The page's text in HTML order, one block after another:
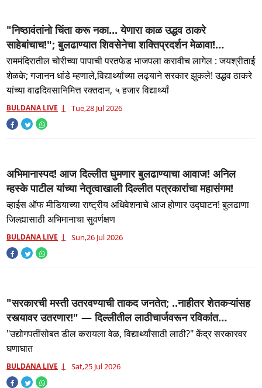
"निष्ठावंतांनो चिंता करू नका... येणारा काळ उद्धव ठाकरे
साहेबांचाच!"; बुलढाण्यात शिवसेनेचा शक्तिप्रदर्शन मेळावा!
जिल्हाप्रमुख जालिंदर बुधवतांचा भाजपवर घणाघाती हल्लाबोल..!
राममंदिरातील चोरीच्या पापाची परतफेड भाजपला करावीच लागेल : जयश्रीताई
शेळके; गजानन धांडे म्हणाले,विद्यार्थ्यांच्या लढ्याने सरकार झुकले! उद्धव ठाकरे
यांच्या वाढदिवसानिमित्त रक्तदान, ५ हजार विद्यार्थ्यां
BULDANA LIVE Tue,28 Jul 2026
अभिमानास्पद! आज दिल्लीत घुमणार बुलढाण्याचा आवाज! अनिल
म्हस्के पाटील यांच्या नेतृत्वाखाली दिल्लीत पत्रकारांचा महासंगम!
व्हाईस ऑफ मीडियाच्या राष्ट्रीय अधिवेशनाचे आज होणार उद्घाटन! बुलढाणा
जिल्ह्यासाठी अभिमानाचा सुवर्णक्षण
BULDANA LIVE Sun,26 Jul 2026
"सरकारची मस्ती उतरवण्याची ताकद जनतेत; ..नाहीतर शेतकऱ्यांसह
रस्त्यावर उतरणार!" — दिल्लीतील लाठीचार्जवरून रविकांत
तुपकरांचा इशारा;
"उद्योगपतींसोबत डील करायला वेळ, विद्यार्थ्यांसाठी लाठी?" केंद्र सरकारवर
घणाघात
BULDANA LIVE Sat,25 Jul 2026